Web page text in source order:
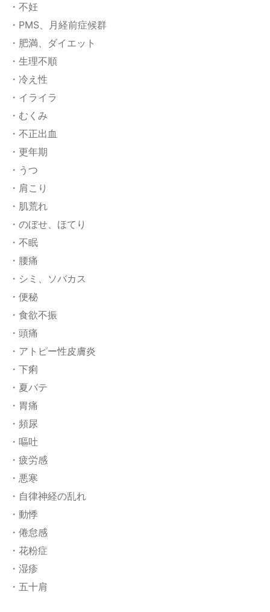
・不妊
・PMS、月経前症候群
・肥満、ダイエット
・生理不順
・冷え性
・イライラ
・むくみ
・不正出血
・更年期
・うつ
・肩こり
・肌荒れ
・のぼせ、ほてり
・不眠
・腰痛
・シミ、ソバカス
・便秘
・食欲不振
・頭痛
・アトピー性皮膚炎
・下痢
・夏バテ
・胃痛
・頻尿
・嘔吐
・疲労感
・悪寒
・自律神経の乱れ
・動悸
・倦怠感
・花粉症
・湿疹
・五十肩